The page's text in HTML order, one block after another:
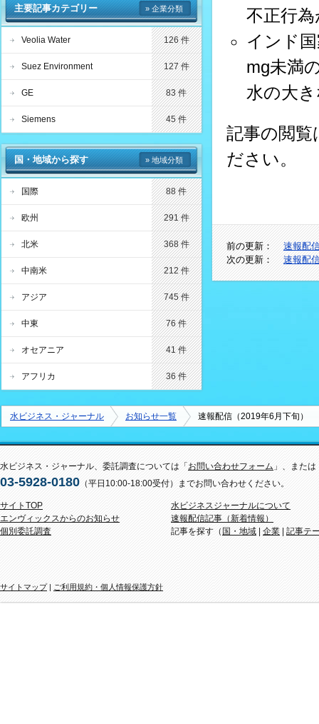
不正行
インド
mg未満
水の大
記事の閲覧
ださい。
前の更新：
速報配
次の更新：
速報配
主要記事カテゴリー » 企業分類
Veolia Water 126 件
Suez Environment 127 件
GE 83 件
Siemens 45 件
国・地域から探す » 地域分類
国際 88 件
欧州 291 件
北米 368 件
中南米 212 件
アジア 745 件
中東 76 件
オセアニア 41 件
アフリカ 36 件
水ビジネス・ジャーナル お知らせ一覧 速報配信（2019年6月下旬）
水ビジネス・ジャーナル、委託調査については「 お問い合わせフォーム 」、または
03-5928-0180 （平日10:00-18:00受付）までお問い合わせください。
サイトTOP
エンヴィックスからのお知らせ
個別委託調査
水ビジネスジャーナルについて
速報配信記事（新着情報）
記事を探す（ 国・地域 企業 記事テ
サイトマップ| ご利用規約・個人情報保護方針